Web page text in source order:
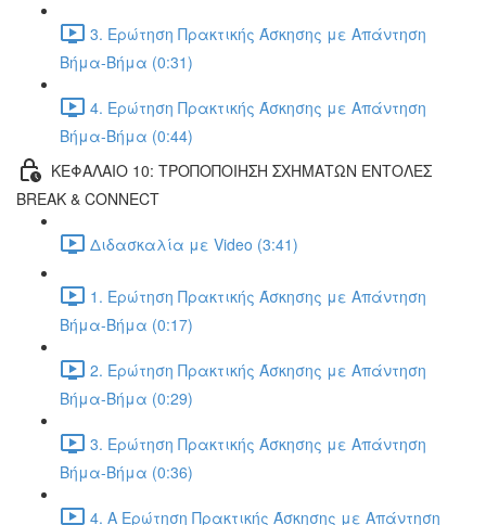
3. Ερώτηση Πρακτικής Άσκησης με Απάντηση
Βήμα-Βήμα (0:31)
4. Ερώτηση Πρακτικής Άσκησης με Απάντηση
Βήμα-Βήμα (0:44)
ΚΕΦΑΛΑΙΟ 10: ΤΡΟΠΟΠΟΙΗΣΗ ΣΧΗΜΑΤΩΝ ΕΝΤΟΛΕΣ
BREAK & CONNECT
Διδασκαλία με Video (3:41)
1. Ερώτηση Πρακτικής Άσκησης με Απάντηση
Βήμα-Βήμα (0:17)
2. Ερώτηση Πρακτικής Άσκησης με Απάντηση
Βήμα-Βήμα (0:29)
3. Ερώτηση Πρακτικής Άσκησης με Απάντηση
Βήμα-Βήμα (0:36)
4. Α Ερώτηση Πρακτικής Άσκησης με Απάντηση